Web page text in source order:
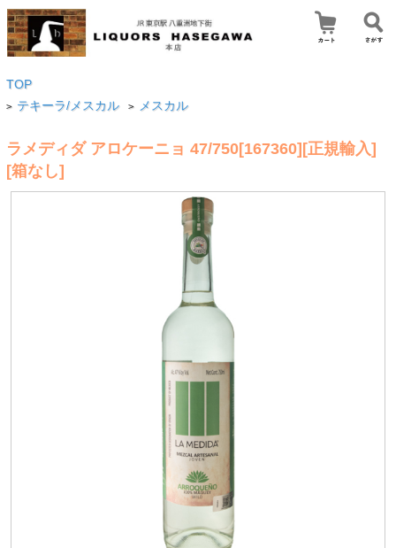
TOP
> テキーラ/メスカル > メスカル
ラメディダ アロケーニョ 47/750[167360][正規輸入]
[箱なし]